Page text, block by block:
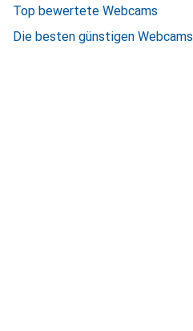
Top bewertete Webcams
Die besten günstigen Webcams